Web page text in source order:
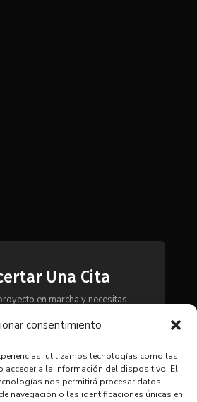
consentimiento
utilizamos tecnologías como las
acceder a la información del dispositivo. El
nos permitirá procesar datos
navegación o las identificaciones únicas en
Una Cita
en marcha y necesitas
y te asesoraremos para
necesidades.
CONTACTAR